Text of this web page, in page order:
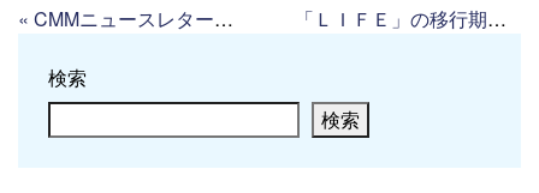
« CMMニュースレター６月号配信 ケア・マッチメイカーの ニュースレター６月号配信（抜粋） 「ＬＩＦＥ」の移行期限迫る！
検索
検索